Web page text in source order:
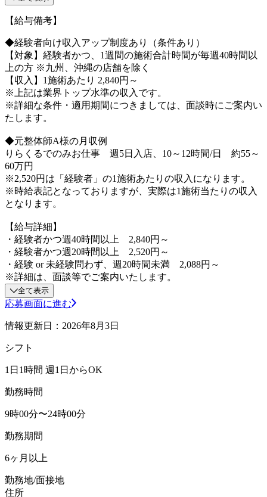
【給与備考】
◆経験者向け収入アップ制度あり（条件あり）
【対象】経験者かつ、1週間の施術合計時間が毎週40時間以
上の方 ※九州、沖縄の店舗を除く
【収入】1施術あたり 2,840円～
※上記は業界トップ水準の収入です。
※詳細な条件・適用期間につきましては、面談時にご案内い
たします。
◆元整体師A様の月収例
りらくるでのみお仕事 週5日入店、10～12時間/日 約55～
60万円
※2,520円は「経験者」の1施術あたりの収入になります。
※時給表記となっておりますが、実際は1施術当たりの収入
となります。
【給与詳細】
・経験者かつ週40時間以上 2,840円～
・経験者かつ週20時間以上 2,520円～
・経験 or 未経験問わず、週20時間未満 2,088円～
※詳細は、面談等でご案内いたします。
全て表示
応募画面に進む
情報更新日：2026年8月3日
シフト
1日1時間 週1日からOK
勤務時間
9時00分〜24時00分
勤務期間
6ヶ月以上
勤務地/面接地
住所